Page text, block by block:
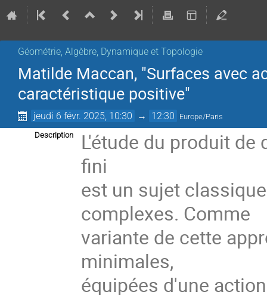
Géométrie, Algèbre, Dynamique et Topologie
Matilde Maccan, "Surfaces avec
caractéristique positive"
jeudi 6 févr. 2025, 10:30 → 12:30 Europe/Paris
Description
L'étude du produit
fini
est un sujet
complexes. Comme
variante de cette
minimales,
équipées d'une